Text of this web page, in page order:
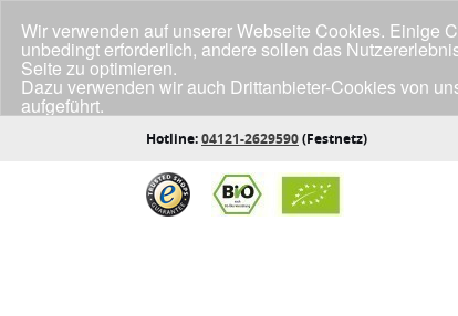
Hotline:04121-2629590(Festnetz)
Wir verwenden auf unserer Webseite Cookies. Einige
unbedingt erforderlich, andere sollen das
Seite zu optimieren.
Dazu verwenden wir auch Drittanbieter-Cookies von
aufgeführt.
Klicke unten auf "Annehmen", wenn du mit der